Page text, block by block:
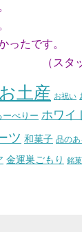
たです。
M
お土産 お祝い
べりー ホワイ
ツ 和菓子 品のあ
金運巣ごもり 銘菓